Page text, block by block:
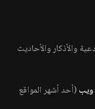
والأذكار والأحاديث
ويب (أحد أشهر المواقع